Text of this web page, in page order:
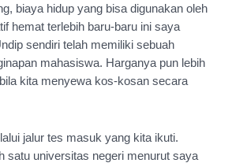
biaya hidup yang bisa digunakan oleh
hemat terlebih baru-baru ini saya
sendiri telah memiliki sebuah
mahasiswa. Harganya pun lebih
kita menyewa kos-kosan secara
jalur tes masuk yang kita ikuti.
satu universitas negeri menurut saya